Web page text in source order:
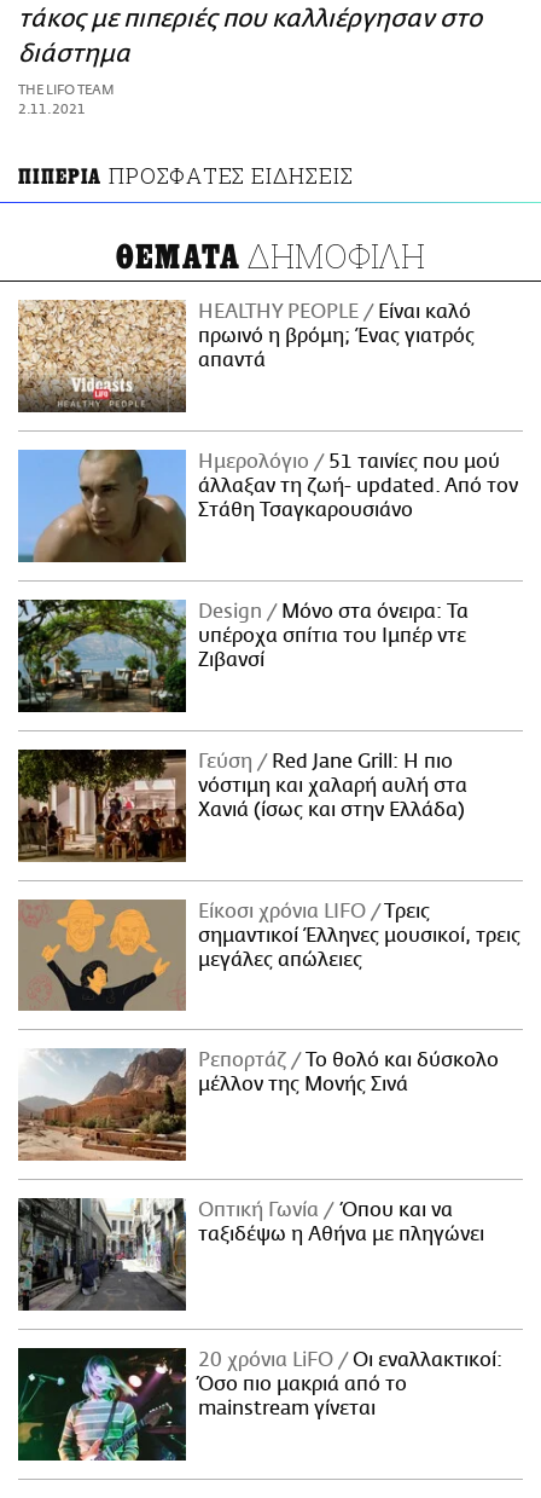
τάκος με πιπεριές που καλλιέργησαν στο
διάστημα
THE LIFO TEAM
2.11.2021
ΠΙΠΕΡΙΑ ΠΡΟΣΦΑΤΕΣ ΕΙΔΗΣΕΙΣ
ΘΕΜΑΤΑ ΔΗΜΟΦΙΛΗ
HEALTHY PEOPLE
Είναι καλό
πρωινό η βρόμη; Ένας γιατρός
απαντά
Ημερολόγιο
51 ταινίες που μού
άλλαξαν τη ζωή- updated. Aπό τον
Στάθη Τσαγκαρουσιάνο
Design
Μόνο στα όνειρα: Τα
υπέροχα σπίτια του Ιμπέρ ντε
Ζιβανσί
Γεύση
Red Jane Grill: Η πιο
νόστιμη και χαλαρή αυλή στα
Χανιά (ίσως και στην Ελλάδα)
Είκοσι χρόνια LIFO
Tρεις
σημαντικοί Έλληνες μουσικοί, τρεις
μεγάλες απώλειες
Ρεπορτάζ
Το θολό και δύσκολο
μέλλον της Μονής Σινά
Οπτική Γωνία
Όπου και να
ταξιδέψω η Αθήνα με πληγώνει
20 χρόνια LiFO
Οι εναλλακτικοί:
Όσο πιο μακριά από το
mainstream γίνεται